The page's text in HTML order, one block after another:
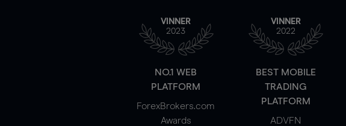
VINNER
2023
NO.1 WEB
PLATFORM
ForexBrokers.com
Awards
VINNER
2022
BEST MOBILE
TRADING
PLATFORM
ADVFN